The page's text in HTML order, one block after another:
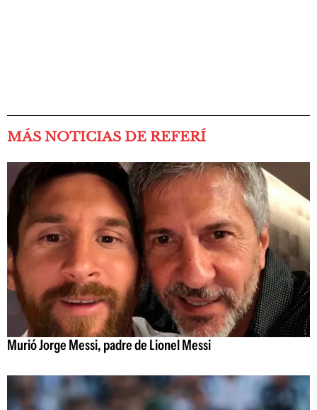
MÁS NOTICIAS DE REFERÍ
Murió Jorge Messi, padre de Lionel Messi